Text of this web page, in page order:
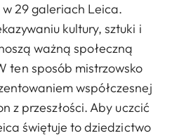
29 galeriach Leica.
kultury, sztuki i
ważną społeczną
ten sposób mistrzowsko
współczesnej
z przeszłości. Aby uczcić
świętuje to dziedzictwo